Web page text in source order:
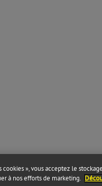
cookies », vous acceptez le
à nos efforts de marketing.